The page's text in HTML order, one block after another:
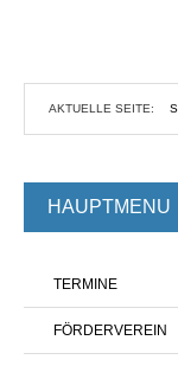
AKTUELLE SEITE:
HAUPTMENU
TERMINE
FÖRDERVEREIN